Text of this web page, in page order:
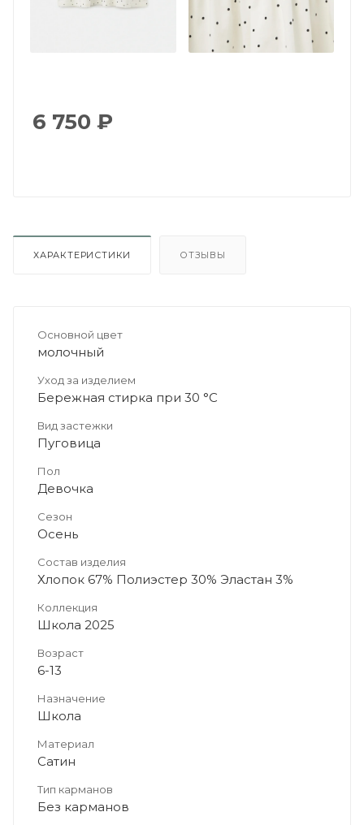
6 750 ₽
ХАРАКТЕРИСТИКИ ОТЗЫВЫ
Основной цвет
молочный
Уход за изделием
Бережная стирка при 30 °C
Вид застежки
Пуговица
Пол
Девочка
Сезон
Осень
Состав изделия
Хлопок 67% Полиэстер 30% Эластан 3%
Коллекция
Школа 2025
Возраст
6-13
Назначение
Школа
Материал
Сатин
Тип карманов
Без карманов